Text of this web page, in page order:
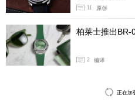
11 原创
柏莱士推出BR-
2 编译
正在加